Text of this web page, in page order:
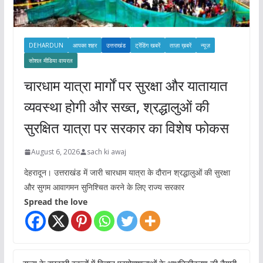
DEHARDUN आपका शहर उत्तराखंड ट्रेंडिंग खबरें ताज़ा ख़बरें
न्यूज़
सोशल मीडिया वायरल
चारधाम यात्रा मार्गों पर सुरक्षा और यातायात
व्यवस्था होगी और सख्त, श्रद्धालुओं की
सुरक्षित यात्रा पर सरकार का विशेष फोकस
August 6, 2026 sach ki awaj
देहरादून। उत्तराखंड में जारी चारधाम यात्रा के दौरान श्रद्धालुओं की सुरक्षा
और सुगम आवागमन सुनिश्चित करने के लिए राज्य सरकार
Spread the love